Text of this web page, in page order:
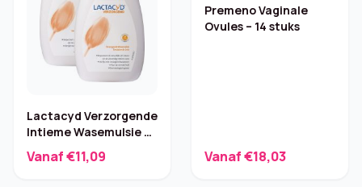
Lactacyd Verzorgende
Intieme Wasemulsie –
2×300 ml
Vanaf €11,09
Premeno Vaginale
Ovules – 14 stuks
Vanaf €18,03